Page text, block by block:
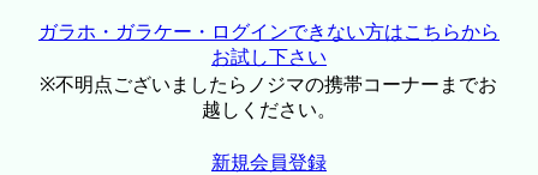
ガラホ・ガラケー・ログインできない方はこちらから
お試し下さい
※不明点ございましたらノジマの携帯コーナーまでお
越しください。
新規会員登録